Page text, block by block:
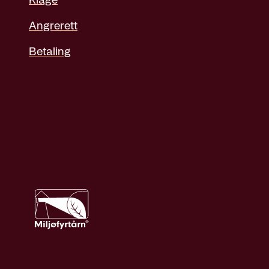
Angrerett
Betaling